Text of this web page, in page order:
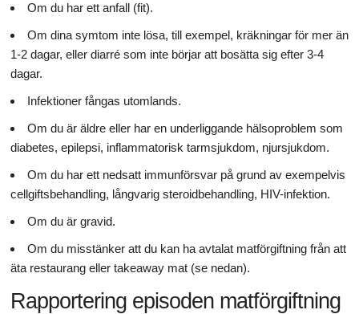
Om du har ett anfall (fit).
Om dina symtom inte lösa, till exempel, kräkningar för mer än
1-2 dagar, eller diarré som inte börjar att bosätta sig efter 3-4
dagar.
Infektioner fångas utomlands.
Om du är äldre eller har en underliggande hälsoproblem som
diabetes, epilepsi, inflammatorisk tarmsjukdom, njursjukdom.
Om du har ett nedsatt immunförsvar på grund av exempelvis
cellgiftsbehandling, långvarig steroidbehandling, HIV-infektion.
Om du är gravid.
Om du misstänker att du kan ha avtalat matförgiftning från att
äta restaurang eller takeaway mat (se nedan).
Rapportering episoden matförgiftning